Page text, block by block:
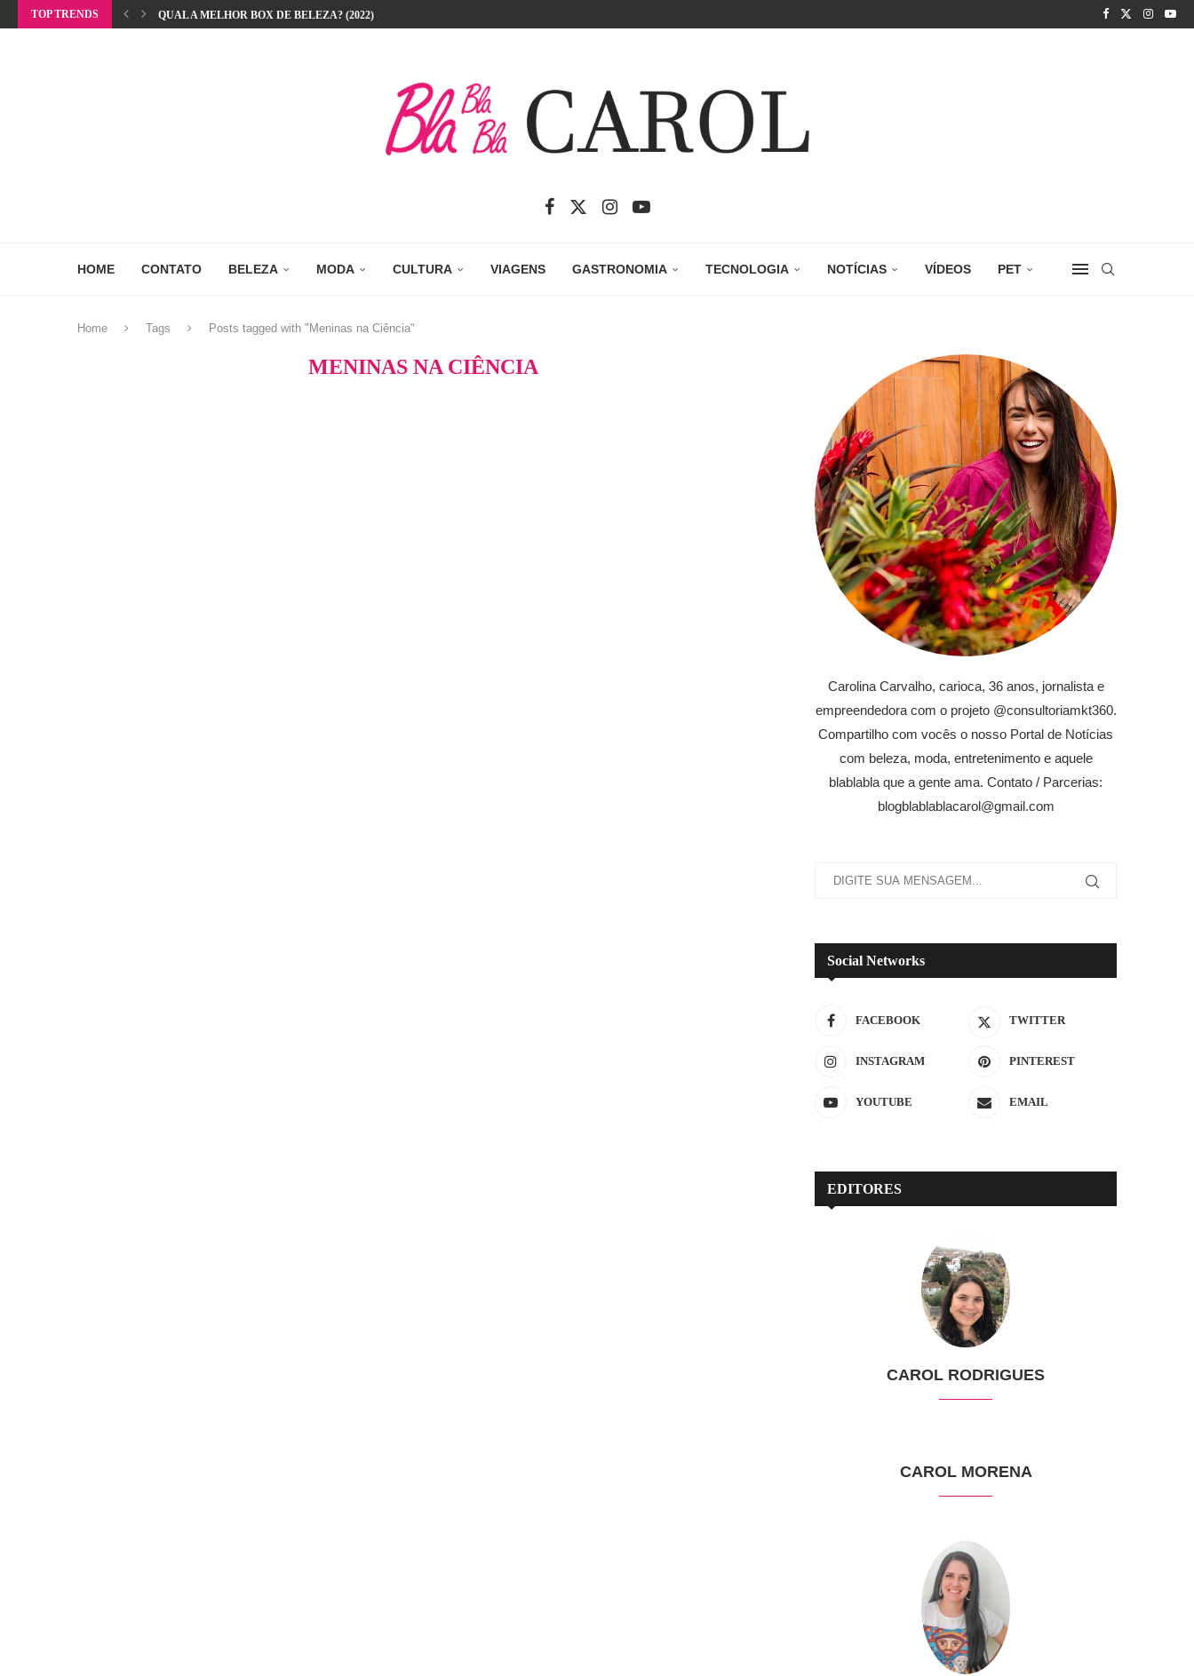
TOP TRENDS QUAL A MELHOR BOX DE BELEZA? (2022)
HOME CONTATO BELEZA MODA CULTURA VIAGENS GASTRONOMIA TECNOLOGIA NOTÍCIAS VÍDEOS PET
Home Tags Posts tagged with "Meninas na Ciência"
MENINAS NA CIÊNCIA
Carolina Carvalho, carioca, 36 anos, jornalista e
empreendedora com o projeto @consultoriamkt360.
Compartilho com vocês o nosso Portal de Notícias
com beleza, moda, entretenimento e aquele
blablabla que a gente ama. Contato / Parcerias:
blogblablablacarol@gmail.com
Social Networks
FACEBOOK TWITTER
INSTAGRAM PINTEREST
YOUTUBE EMAIL
EDITORES
CAROL RODRIGUES
CAROL MORENA